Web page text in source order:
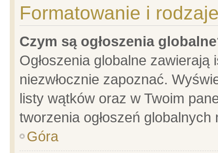
Formatowanie i
Czym są ogłoszenia
Ogłoszenia globalne
niezwłocznie zapoznać.
listy wątków oraz w Twoim
tworzenia ogłoszeń
Góra